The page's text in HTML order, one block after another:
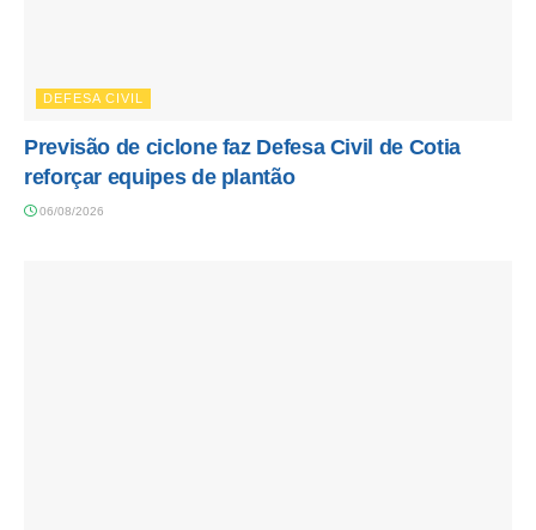
DEFESA CIVIL
Previsão de ciclone faz Defesa Civil de Cotia
reforçar equipes de plantão
06/08/2026